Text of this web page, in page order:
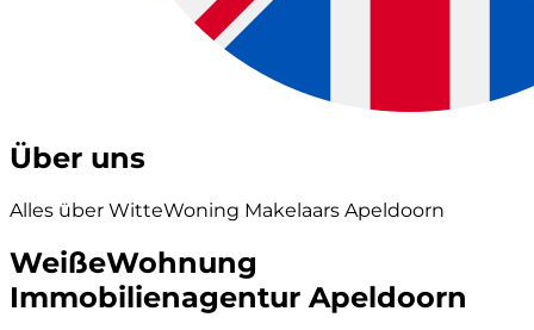
Über uns
Alles über WitteWoning Makelaars Apeldoorn
WeißeWohnung
Immobilienagentur Apeldoorn